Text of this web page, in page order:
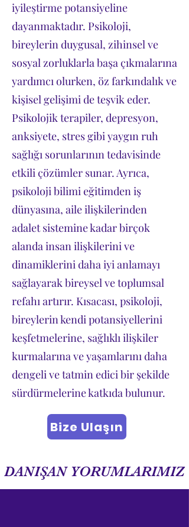
iyileştirme potansiyeline
dayanmaktadır. Psikoloji,
bireylerin duygusal, zihinsel ve
sosyal zorluklarla başa çıkmalarına
yardımcı olurken, öz farkındalık ve
kişisel gelişimi de teşvik eder.
Psikolojik terapiler, depresyon,
anksiyete, stres gibi yaygın ruh
sağlığı sorunlarının tedavisinde
etkili çözümler sunar. Ayrıca,
psikoloji bilimi eğitimden iş
dünyasına, aile ilişkilerinden
adalet sistemine kadar birçok
alanda insan ilişkilerini ve
dinamiklerini daha iyi anlamayı
sağlayarak bireysel ve toplumsal
refahı artırır. Kısacası, psikoloji,
bireylerin kendi potansiyellerini
keşfetmelerine, sağlıklı ilişkiler
kurmalarına ve yaşamlarını daha
dengeli ve tatmin edici bir şekilde
sürdürmelerine katkıda bulunur.
Bize Ulaşın
DANIŞAN YORUMLARIMIZ